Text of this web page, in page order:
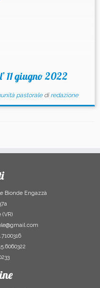
11 giugno 2022
pastorale di redazione
Bionde Engazzà
(VR)